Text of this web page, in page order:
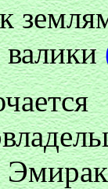
валики